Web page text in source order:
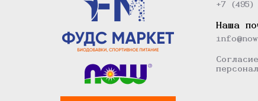
+7 (495)
Наша